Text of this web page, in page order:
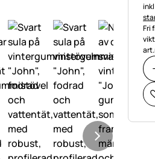
Fri